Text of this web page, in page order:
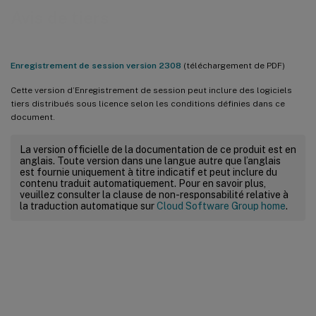
Enregistrement de session version 2308 (téléchargement de PDF)
Cette version d’Enregistrement de session peut inclure des logiciels
tiers distribués sous licence selon les conditions définies dans ce
document.
La version officielle de la documentation de ce produit est en
anglais. Toute version dans une langue autre que l’anglais
est fournie uniquement à titre indicatif et peut inclure du
contenu traduit automatiquement. Pour en savoir plus,
veuillez consulter la clause de non-responsabilité relative à
la traduction automatique surCloud Software Group home.